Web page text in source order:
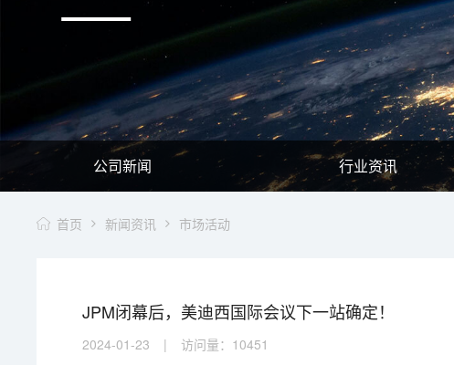
公司新闻 行业资讯
首页 新闻资讯 市场活动
JPM闭幕后，美迪西国际会议下一站确定！
2024-01-23 | 访问量： 10451